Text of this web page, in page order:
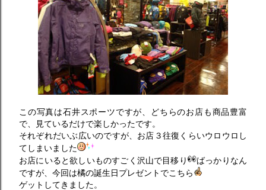
この写真は石井スポーツですが、どちらのお店も商品豊富
で、見ているだけで楽しかったです。
それぞれだいぶ広いのですが、お店３往復くらいウロウロし
てしまいました
お店にいると欲しいものすごく沢山で目移り
ばっかりなん
ですが、今回は橘の誕生日プレゼントでこちら
ゲットしてきました。